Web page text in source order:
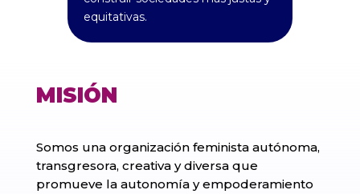
equitativas.
MISIÓN
Somos una organización feminista autónoma,
transgresora, creativa y diversa que
promueve la autonomía y empoderamiento